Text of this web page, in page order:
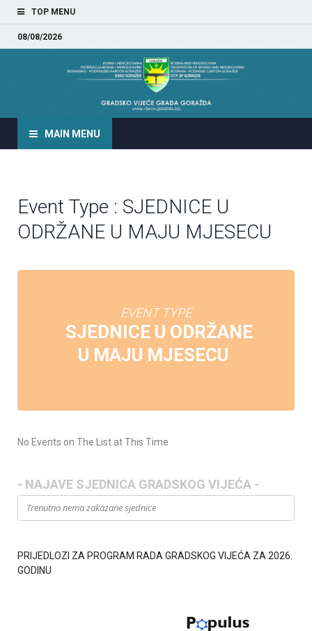
TOP MENU
08/08/2026
GRADSKO VIJEĆE GRADA
MAIN MENU
Event Type : SJEDNICE U
ODRŽANE U MAJU MJESECU
EVENT TYPE
SJEDNICE U ODRŽANE
U MAJU MJESECU
No Events on The List at This Time
- NAJAVE SJEDNICA GRADSKOG VIJEĆA -
Trenutno nema zakazane sjednice
PRIJEDLOZI ZA PROGRAM RADA GRADSKOG VIJEĆA ZA 2026.
GODINU